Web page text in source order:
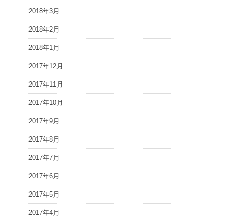
2018年3月
2018年2月
2018年1月
2017年12月
2017年11月
2017年10月
2017年9月
2017年8月
2017年7月
2017年6月
2017年5月
2017年4月